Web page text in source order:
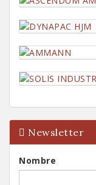
Newsletter
Nombre